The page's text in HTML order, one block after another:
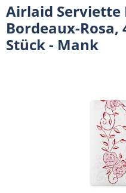
Airlaid Serviette
Bordeaux-Rosa,
Stück - Mank